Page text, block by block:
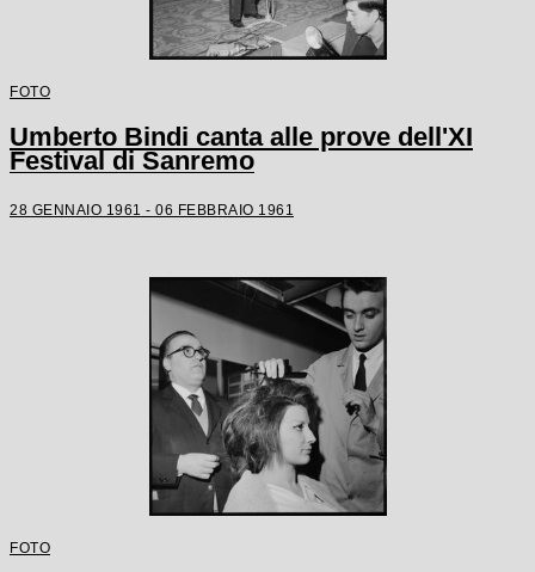
FOTO
Umberto Bindi canta alle prove dell'XI
Festival di Sanremo
28 GENNAIO 1961 - 06 FEBBRAIO 1961
FOTO